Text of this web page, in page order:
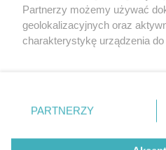
© 2026 Grupa
Partnerzy możemy używać
geolokalizacyjnych oraz
charakterystykę urządzenia do
zmienić/wycofać klikając
znajdujący się w lewym
rodzaje przetwarzania danych
PARTNERZY